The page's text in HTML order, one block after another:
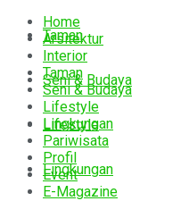
Taman
Seni & Budaya
Lifestyle
Lingkungan
Home
Arsitektur
Interior
Taman
Seni & Budaya
Lifestyle
Lingkungan
Pariwisata
Profil
Event
E-Magazine